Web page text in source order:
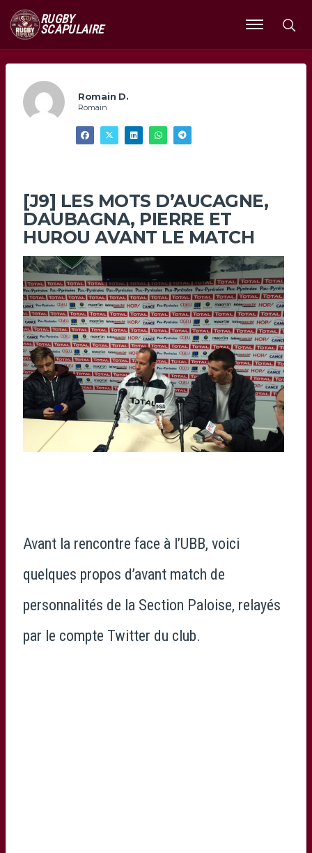
RUGBY
SCAPULAIRE
Ouvrir
le
Romain D.
Romain
[J9] LES MOTS D’AUCAGNE,
DAUBAGNA, PIERRE ET
HUROU AVANT LE MATCH
Avant la rencontre face à l’UBB, voici
quelques propos d’avant match de
personnalités de la Section Paloise, relayés
par le compte Twitter du club.